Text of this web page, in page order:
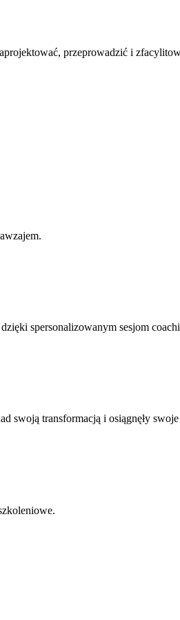
przeprowadzić i
spersonalizowanym sesjom
swoją transformacją i osiągnęły